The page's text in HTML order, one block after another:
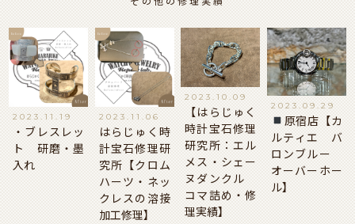
2023.11.19
・ブレスレッ
ト 研磨・墨
入れ
2023.11.06
はらじゅく時
計宝石修理研
究所【クロム
ハーツ・ネッ
クレスの溶接
加工修理】
2023.10.09
【はらじゅく
時計宝石修理
研究所：エル
メス・シェー
ヌダンクル
コマ詰め・修
理実績】
2023.09.29
原宿店【カ
ルティエ バ
ロンブルー
オーバーホー
ル】